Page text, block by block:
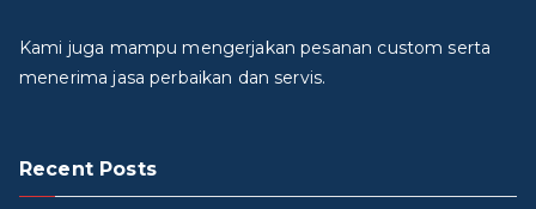
Kami juga mampu mengerjakan pesanan custom serta
menerima jasa perbaikan dan servis.
Recent Posts